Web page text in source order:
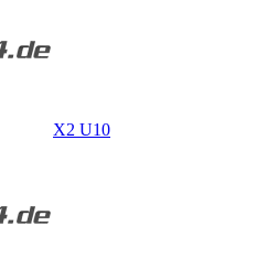
X2 U10